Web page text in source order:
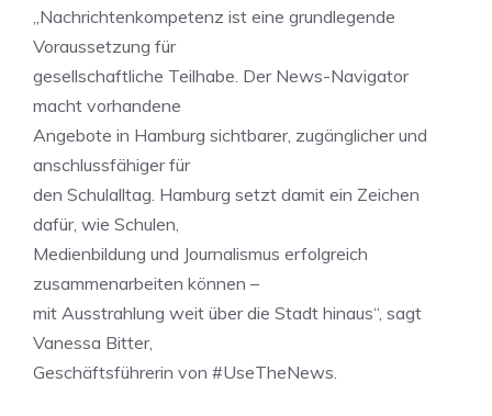
„Nachrichtenkompetenz ist eine grundlegende
Voraussetzung für
gesellschaftliche Teilhabe. Der News-Navigator
macht vorhandene
Angebote in Hamburg sichtbarer, zugänglicher und
anschlussfähiger für
den Schulalltag. Hamburg setzt damit ein Zeichen
dafür, wie Schulen,
Medienbildung und Journalismus erfolgreich
zusammenarbeiten können –
mit Ausstrahlung weit über die Stadt hinaus“, sagt
Vanessa Bitter,
Geschäftsführerin von #UseTheNews.